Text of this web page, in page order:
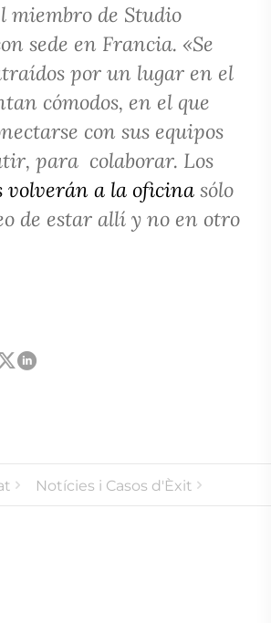
miembro de Studio
sede en Francia. «Se
por un lugar en el
cómodos, en el que
con sus equipos
para colaborar. Los
volverán a la oficina sólo
de estar allí y no en otro
Notícies i Casos d'Èxit